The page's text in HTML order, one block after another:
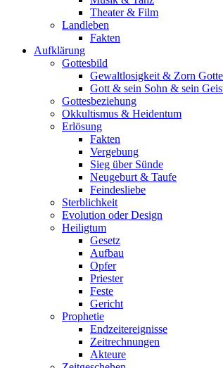
Theater & Film
Landleben
Fakten
Aufklärung
Gottesbild
Gewaltlosigkeit & Zorn
Gott & sein Sohn & sein
Gottesbeziehung
Okkultismus & Heidentum
Erlösung
Fakten
Vergebung
Sieg über Sünde
Neugeburt & Taufe
Feindesliebe
Sterblichkeit
Evolution oder Design
Heiligtum
Gesetz
Aufbau
Opfer
Priester
Feste
Gericht
Prophetie
Endzeitereignisse
Zeitrechnungen
Akteure